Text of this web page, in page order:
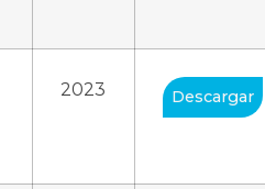
2023 Descargar